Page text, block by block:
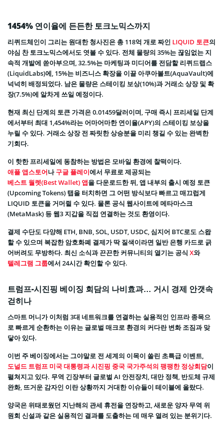
1454% 연이율에 든든한 토크노믹스까지
리퀴드체인이 그리는 원대한 청사진은 총 118억 개로 짜인 LIQUID 토큰의
야심 찬 토크노믹스에서도 엿볼 수 있다. 전체 물량의 35%는 끊임없는 지
속적 개발에 쏟아부으며, 32.5%는 마케팅과 미디어를 전담할 리퀴드랩스
(LiquidLabs)에, 15%는 비즈니스 확장을 이끌 아쿠아볼트(AquaVault)에
넉넉히 배정되었다. 남은 물량은 스테이킹 보상(10%)과 거래소 상장 및 확
장(7.5%)에 알차게 쓰일 예정이다.
현재 최신 단계의 토큰 가격은 0.01459달러이며, 구매 즉시 프리세일 단계
에서부터 최대 1,454%라는 어마어마한 연이율(APY)의 스테이킹 보상을
누릴 수 있다. 거래소 상장 전 짜릿한 상승분을 미리 챙길 수 있는 완벽한
기회다.
이 핫한 프리세일에 동참하는 방법은 모바일 환경에 찰떡이다.
애플 앱스토어나구글 플레이에서 무료로 제공되는
베스트 월렛(Best Wallet) 앱을 다운로드한 뒤, 앱 내부의 출시 예정 토큰
(Upcoming Tokens) 탭을 터치하면 그 어떤 방식보다 빠르고 매끄럽게
LIQUID 토큰을 거머쥘 수 있다. 물론 공식 웹사이트에 메타마스크
(MetaMask) 등 웹3 지갑을 직접 연결하는 것도 환영이다.
결제 수단도 다양해 ETH, BNB, SOL, USDT, USDC, 심지어 BTC로도 스왑
할 수 있으며 복잡한 암호화폐 결제가 딱 질색이라면 일반 은행 카드로 긁
어버려도 무방하다. 최신 소식과 끈끈한 커뮤니티의 열기는 공식 X와
텔레그램 그룹에서 24시간 확인할 수 있다.
트럼프-시진핑 베이징 회담의 나비효과… 거시 경제 안갯속
걷히나
스마트 머니가 이처럼 3대 네트워크를 연결하는 실용적인 인프라 종목으
로 빠르게 순환하는 이유는 글로벌 매크로 환경의 커다란 변화 조짐과 맞
닿아 있다.
이번 주 베이징에서는 그야말로 전 세계의 이목이 쏠린 초특급 이벤트,
도널드 트럼프 미국 대통령과 시진핑 중국 국가주석의 팽팽한 정상회담이
펼쳐지고 있다. 무역 긴장부터 글로벌 AI 안전장치, 대만 정책, 반도체 규제
완화, 뜨거운 감자인 이란 상황까지 거대한 이슈들이 테이블에 올랐다.
양국은 위태로웠던 지난해의 관세 휴전을 연장하고, 새로운 양자 무역 위
원회 신설과 같은 실용적인 결과를 도출하는 데 매우 열려 있는 분위기다.